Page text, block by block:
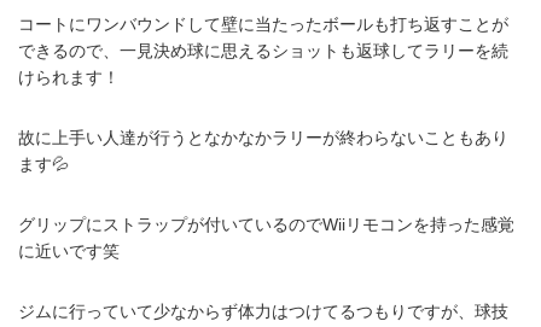
コートにワンバウンドして壁に当たったボールも打ち返すことが
できるので、一見決め球に思えるショットも返球してラリーを続
けられます！
故に上手い人達が行うとなかなかラリーが終わらないこともあり
ます💦
グリップにストラップが付いているのでWiiリモコンを持った感覚
に近いです笑
ジムに行っていて少なからず体力はつけてるつもりですが、球技